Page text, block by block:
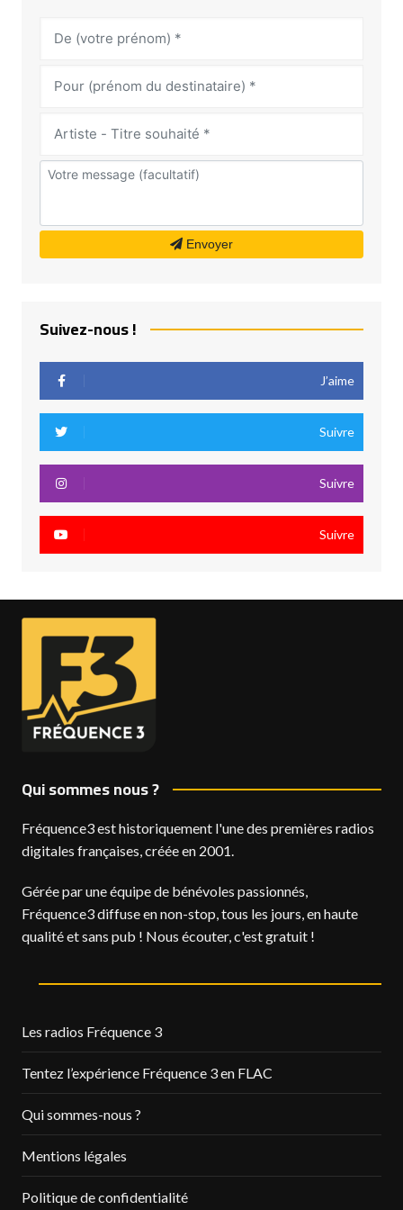
Envoyer
Suivez-nous !
J’aime
Suivre
Suivre
Suivre
Qui sommes nous ?
Fréquence3 est historiquement l'une des premières radios
digitales françaises, créée en 2001.
Gérée par une équipe de bénévoles passionnés,
Fréquence3 diffuse en non-stop, tous les jours, en haute
qualité et sans pub ! Nous écouter, c'est gratuit !
Les radios Fréquence 3
Tentez l’expérience Fréquence 3 en FLAC
Qui sommes-nous ?
Mentions légales
Politique de confidentialité